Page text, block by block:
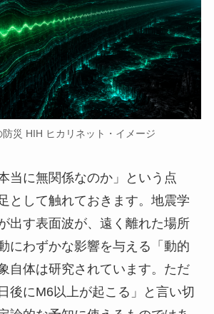
災 HIH ヒカリネット・イメージ
当に無関係なのか」という点
として触れておきます。地震学
出す表面波が、遠く離れた場所
にわずかな影響を与える「動的
自体は研究されています。ただ
後にM6以上が起こる」と言い切